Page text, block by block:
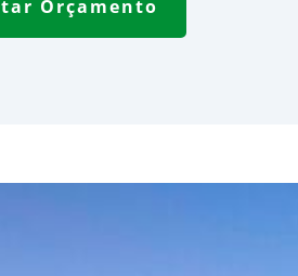
Orçamento